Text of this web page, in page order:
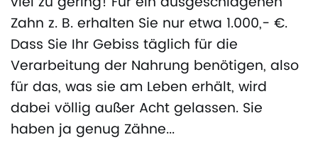
Zahn z. B. erhalten Sie nur etwa 1.000,- €.
Dass Sie Ihr Gebiss täglich für die
Verarbeitung der Nahrung benötigen, also
für das, was sie am Leben erhält, wird
dabei völlig außer Acht gelassen. Sie
haben ja genug Zähne...